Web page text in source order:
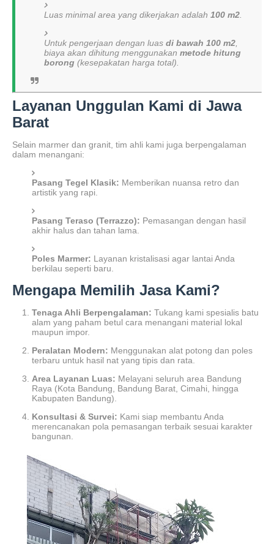
Luas minimal area yang dikerjakan adalah 100 m2
Untuk pengerjaan dengan luas di bawah 100 m2
biaya akan dihitung menggunakan metode hitung
borong (kesepakatan harga total).
Layanan Unggulan Kami di Jawa
Barat
Selain marmer dan granit, tim ahli kami juga berpengalaman
dalam menangani:
Pasang Tegel Klasik: Memberikan nuansa retro dan
artistik yang rapi.
Pasang Teraso (Terrazzo): Pemasangan dengan hasil
akhir halus dan tahan lama.
Poles Marmer: Layanan kristalisasi agar lantai Anda
berkilau seperti baru.
Mengapa Memilih Jasa Kami?
Tenaga Ahli Berpengalaman: Tukang kami spesialis batu
alam yang paham betul cara menangani material lokal
maupun impor.
Peralatan Modern: Menggunakan alat potong dan poles
terbaru untuk hasil nat yang tipis dan rata.
Area Layanan Luas: Melayani seluruh area Bandung
Raya (Kota Bandung, Bandung Barat, Cimahi, hingga
Kabupaten Bandung).
Konsultasi & Survei: Kami siap membantu Anda
merencanakan pola pemasangan terbaik sesuai karakter
bangunan.